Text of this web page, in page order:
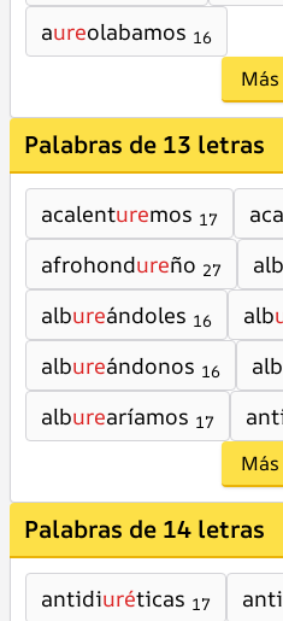
aureolabamos 16
Palabras de 13 letras
acalenturemos 17
afrohondureño 27 alb
albureándoles 16 alb
albureándonos 16 alb
alburearíamos 17
Palabras de 14 letras
antidiuréticas 17